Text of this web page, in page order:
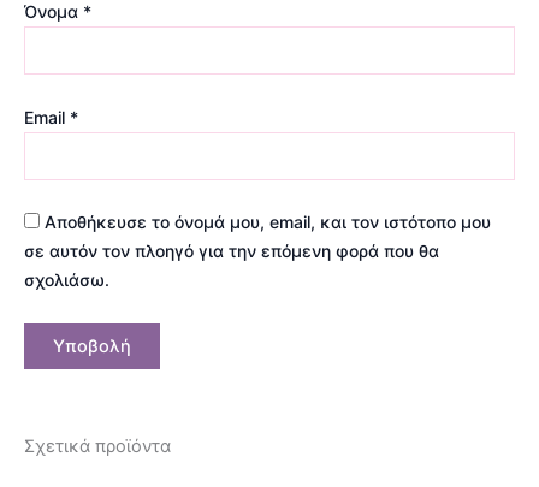
Όνομα *
Email *
Αποθήκευσε το όνομά μου, email, και τον ιστότοπο μου
σε αυτόν τον πλοηγό για την επόμενη φορά που θα
σχολιάσω.
Σχετικά προϊόντα